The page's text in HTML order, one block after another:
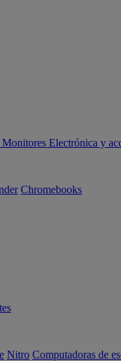
Monitores Electrónica y
Chromebooks
Nitro Computadoras de